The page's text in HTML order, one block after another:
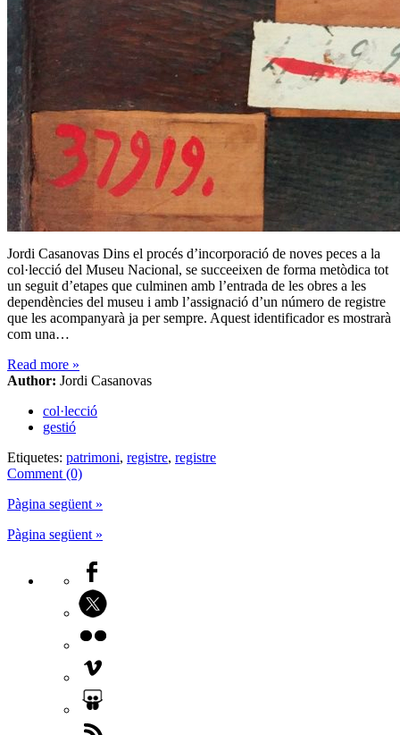
Jordi Casanovas Dins el procés d’incorporació de noves peces a la
col·lecció del Museu Nacional, se succeeixen de forma metòdica tot
un seguit d’etapes que culminen amb l’entrada de les obres a les
dependències del museu i amb l’assignació d’un número de registre
que les acompanyarà ja per sempre. Aquest identificador es mostrarà
com una…
Read more »
Author: Jordi Casanovas
col·lecció
gestió
Etiquetes: patrimoni, registre, registre
Comment (0)
Pàgina següent »
Pàgina següent »